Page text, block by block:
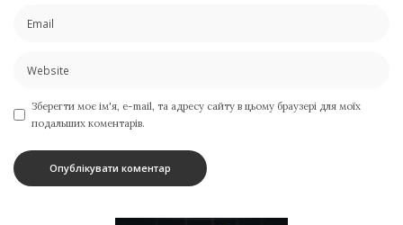
Зберегти моє ім'я, e-mail, та адресу сайту в цьому браузері для моїх
подальших коментарів.